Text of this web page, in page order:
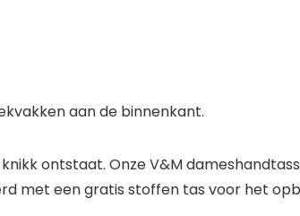
aan de binnenkant.
ontstaat. Onze V&M
met een gratis stoffen tas voor het